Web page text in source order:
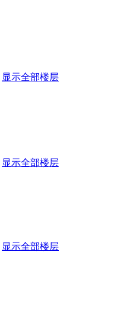
显示全部楼层
显示全部楼层
显示全部楼层